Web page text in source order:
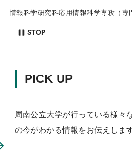
科学研究科応用情報科学専攻（専門職）
STOP
PICK UP
周南公立大学が行っている様々
の今がわかる情報をお伝えします